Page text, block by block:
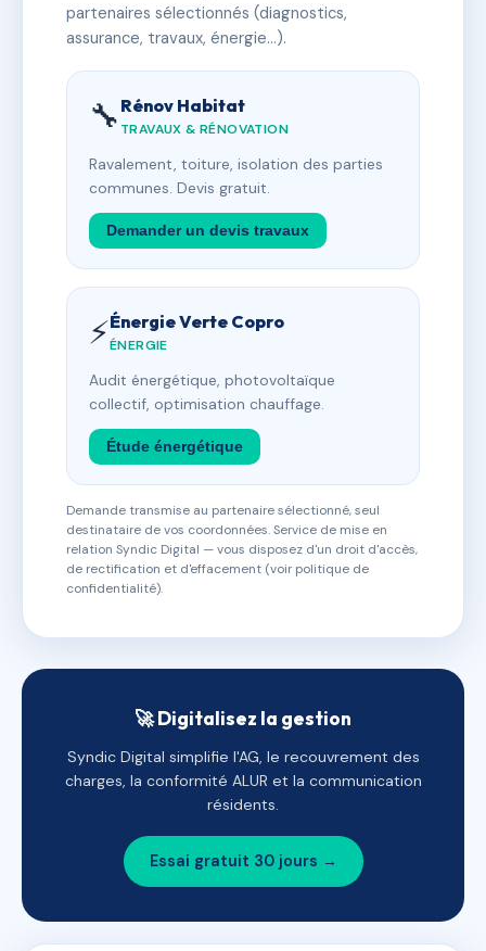
partenaires sélectionnés (diagnostics,
assurance, travaux, énergie…).
🔧 Rénov Habitat
TRAVAUX & RÉNOVATION
Ravalement, toiture, isolation des parties
communes. Devis gratuit.
Demander un devis travaux
⚡Énergie Verte Copro
ÉNERGIE
Audit énergétique, photovoltaïque
collectif, optimisation chauffage.
Étude énergétique
Demande transmise au partenaire sélectionné, seul
destinataire de vos coordonnées. Service de mise en
relation Syndic Digital — vous disposez d'un droit d'accès,
de rectification et d'effacement (voir politique de
confidentialité).
🚀 Digitalisez la gestion
Syndic Digital simplifie l'AG, le recouvrement des
charges, la conformité ALUR et la communication
résidents.
Essai gratuit 30 jours →